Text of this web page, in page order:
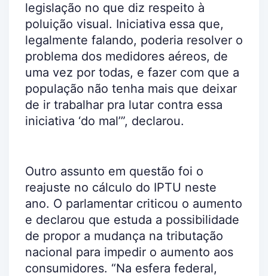
legislação no que diz respeito à
poluição visual. Iniciativa essa que,
legalmente falando, poderia resolver o
problema dos medidores aéreos, de
uma vez por todas, e fazer com que a
população não tenha mais que deixar
de ir trabalhar pra lutar contra essa
iniciativa ‘do mal’”, declarou.
Outro assunto em questão foi o
reajuste no cálculo do IPTU neste
ano. O parlamentar criticou o aumento
e declarou que estuda a possibilidade
de propor a mudança na tributação
nacional para impedir o aumento aos
consumidores. “Na esfera federal,